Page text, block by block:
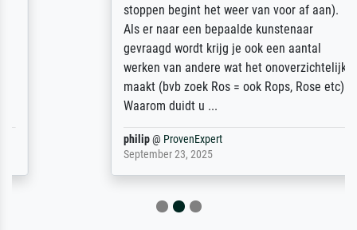
stoppen begint het weer van voor af aan).
Als er naar een bepaalde kunstenaar
gevraagd wordt krijg je ook een aantal
werken van andere wat het onoverzichtelijk
maakt (bvb zoek Ros = ook Rops, Rose etc).
Waarom duidt u ...
ProvenExpert
September 23, 2025